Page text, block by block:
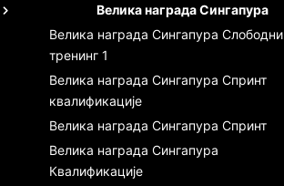
Велика награда Сингапура
Велика награда Сингапура Слободни
тренинг 1
Велика награда Сингапура Спринт
квалификације
Велика награда Сингапура Спринт
Велика награда Сингапура
Квалификације